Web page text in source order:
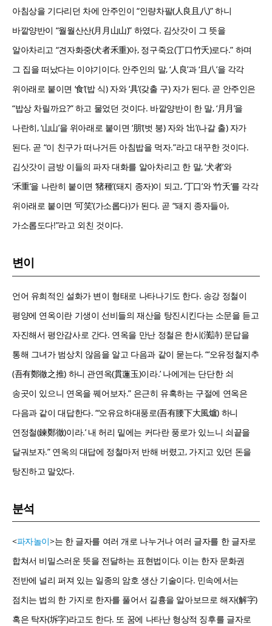
아침상을 기다리던 차에 안주인이 “인량차팔(人良且八)” 하니
바깥양반이 “월월산산(月月山山)” 하였다. 김삿갓이 그 뜻을
알아차리고 “견자화중(犬者禾重)아, 정구죽요(丁口竹夭)로다.” 하며
그 집을 떠났다는 이야기이다. 안주인의 말, ‘人良’과 ‘且八’을 각각
위아래로 붙이면 ‘食’(밥 식) 자와 ‘具’(갖출 구) 자가 된다. 곧 안주인은
“밥상 차릴까요?” 하고 물었던 것이다. 바깥양반이 한 말, ‘月月’을
나란히, ‘山山’을 위아래로 붙이면 ‘朋’(벗 붕) 자와 ‘出’(나갈 출) 자가
된다. 곧 “이 친구가 떠나거든 아침밥을 먹자.”라고 대꾸한 것이다.
김삿갓이 금방 이들의 파자 대화를 알아차리고 한 말, ‘犬者’와
‘禾重’을 나란히 붙이면 ‘猪種’(돼지 종자)이 되고, ‘丁口’와 ‘竹夭’를 각각
위아래로 붙이면 ‘可笑’(가소롭다)가 된다. 곧 “돼지 종자들아,
가소롭도다!”라고 외친 것이다.
변이
언어 유희적인 설화가 변이 형태로 나타나기도 한다. 송강 정철이
평양에 연옥이란 기생이 선비들의 재산을 탕진시킨다는 소문을 듣고
자진해서 평안감사로 간다. 연옥을 만난 정철은 한시(漢詩) 문답을
통해 그녀가 범상치 않음을 알고 다음과 같이 묻는다. “‘오유정철지추
(吾有鄭徹之推) 하니 관연옥(貫蓮玉)이라.’ 나에게는 단단한 쇠
송곳이 있으니 연옥을 꿰어보자.” 은근히 유혹하는 구절에 연옥은
다음과 같이 대답한다. “‘오유요하대풍로(吾有腰下大風爐) 하니
연정철(鍊鄭徹)이라.’ 내 허리 밑에는 커다란 풍로가 있느니 쇠끝을
달궈보자.” 연옥의 대답에 정철마저 반해 버렸고, 가지고 있던 돈을
탕진하고 말았다.
분석
<파자놀이>는 한 글자를 여러 개로 나누거나 여러 글자를 한 글자로
합쳐서 비밀스러운 뜻을 전달하는 표현법이다. 이는 한자 문화권
전반에 널리 퍼져 있는 일종의 암호 생산 기술이다. 민속에서는
점치는 법의 한 가지로 한자를 풀어서 길흉을 알아보므로 해자(解字)
혹은 탁자(坼字)라고도 한다. 또 꿈에 나타난 형상적 징후를 글자로